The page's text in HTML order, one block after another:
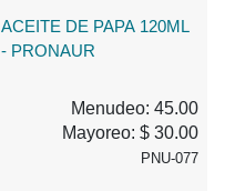
ACEITE DE PAPA 120ML
- PRONAUR
Menudeo: 45.00
Mayoreo: $ 30.00
PNU-077